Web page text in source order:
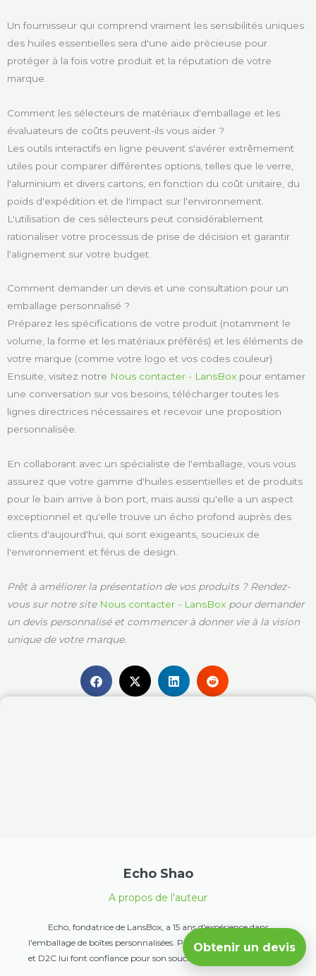
Un fournisseur qui comprend vraiment les sensibilités uniques
des huiles essentielles sera d'une aide précieuse pour
protéger à la fois votre produit et la réputation de votre
marque.
Comment les sélecteurs de matériaux d'emballage et les
évaluateurs de coûts peuvent-ils vous aider ?
Les outils interactifs en ligne peuvent s'avérer extrêmement
utiles pour comparer différentes options, telles que le verre,
l'aluminium et divers cartons, en fonction du coût unitaire, du
poids d'expédition et de l'impact sur l'environnement.
L'utilisation de ces sélecteurs peut considérablement
rationaliser votre processus de prise de décision et garantir
l'alignement sur votre budget.
Comment demander un devis et une consultation pour un
emballage personnalisé ?
Préparez les spécifications de votre produit (notamment le
volume, la forme et les matériaux préférés) et les éléments de
votre marque (comme votre logo et vos codes couleur).
Ensuite, visitez notre Nous contacter - LansBox pour entamer
une conversation sur vos besoins, télécharger toutes les
lignes directrices nécessaires et recevoir une proposition
personnalisée.
En collaborant avec un spécialiste de l'emballage, vous vous
assurez que votre gamme d'huiles essentielles et de produits
pour le bain arrive à bon port, mais aussi qu'elle a un aspect
exceptionnel et qu'elle trouve un écho profond auprès des
clients d'aujourd'hui, qui sont exigeants, soucieux de
l'environnement et férus de design.
Prêt à améliorer la présentation de vos produits ? Rendez-
vous sur notre site Nous contacter - LansBox pour demander
un devis personnalisé et commencer à donner vie à la vision
unique de votre marque.
Echo Shao
A propos de l'auteur
Echo, fondatrice de LansBox, a 15 ans d'expérience dans
l'emballage de boîtes personnalisées. Plus de 100 marques Ecom
et D2C lui font confiance pour son souci de la qualité et du détail.
Obtenir un devis